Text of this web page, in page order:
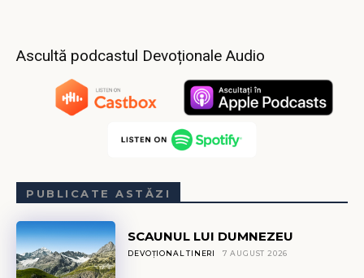
Ascultă podcastul Devoționale Audio
PUBLICATE ASTĂZI
SCAUNUL LUI DUMNEZEU
DEVOȚIONAL TINERI 7 AUGUST 2026